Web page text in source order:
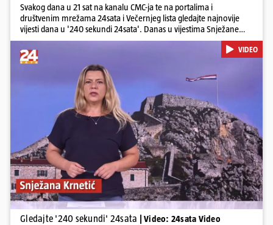
Svakog dana u 21 sat na kanalu CMC-ja te na portalima i
društvenim mrežama 24sata i Večernjeg lista gledajte najnovije
vijesti dana u '240 sekundi 24sata'. Danas u vijestima Snježane
Krnetić: Hrvatska je obilježila 31. obljetnicu Oluje, a pažnju je
privuklo ignoriranje predsjednika Zorana Milanovića i premijera
Andreja Plenkovića u Kninu. Donosimo i detalje o većim
braniteljskim mirovinama, apelu obitelji Hrvata u komi u Irskoj,
upozorenjima nakon nove tragedije na električnom romobilu te
smanjenju proizvodnje u nuklearnoj elektrani Krško.
Pokretanje videa...
VIDEO
Gledajte '240 sekundi' 24sata | Video: 24sata Video